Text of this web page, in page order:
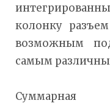
колонку
возможным
самым
Суммарная